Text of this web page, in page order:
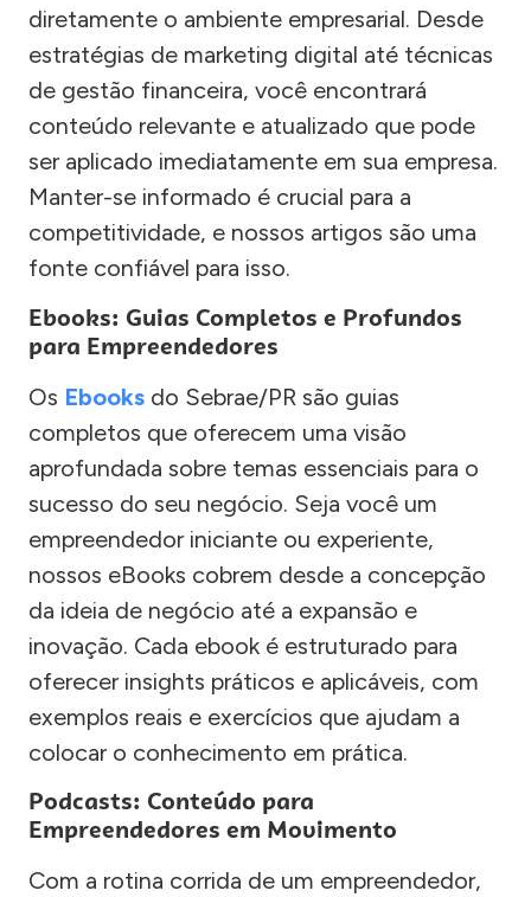
diretamente o ambiente empresarial. Desde
estratégias de marketing digital até técnicas
de gestão financeira, você encontrará
conteúdo relevante e atualizado que pode
ser aplicado imediatamente em sua empresa.
Manter-se informado é crucial para a
competitividade, e nossos artigos são uma
fonte confiável para isso.
Ebooks: Guias Completos e Profundos
para Empreendedores
Os Ebooks do Sebrae/PR são guias
completos que oferecem uma visão
aprofundada sobre temas essenciais para o
sucesso do seu negócio. Seja você um
empreendedor iniciante ou experiente,
nossos eBooks cobrem desde a concepção
da ideia de negócio até a expansão e
inovação. Cada ebook é estruturado para
oferecer insights práticos e aplicáveis, com
exemplos reais e exercícios que ajudam a
colocar o conhecimento em prática.
Podcasts: Conteúdo para
Empreendedores em Movimento
Com a rotina corrida de um empreendedor,